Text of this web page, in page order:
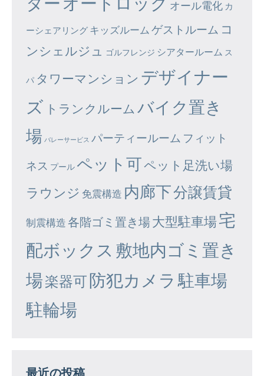
オール電化 カ
ーシェアリング キッズルーム ゲストルーム コ
ンシェルジュ
ゴルフレンジ シアタールーム ス
パ タワーマンション デザイナー
ズ トランクルーム バイク置き
場 バレーサービス パーティールーム フィット
ネス プール ペット可ペット足洗い場
ラウンジ 免震構造 内廊下分譲賃貸
制震構造 各階ゴミ置き場大型駐車場宅
配ボックス 敷地内ゴミ置き
場楽器可防犯カメラ 駐車場
駐輪場
最近の投稿